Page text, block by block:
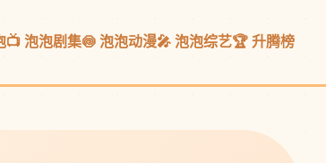
📺 泡泡剧集🍥 泡泡动漫🎤 泡泡综艺🏆 升腾榜